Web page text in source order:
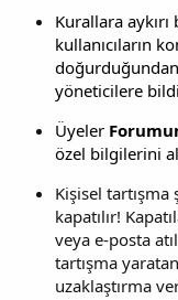
Kurallara
kullanıcıların
yöneticilere
Üyeler
özel bilgilerini
Kişisel
kapatılır!
veya e-posta
tartışma
uzaklaştırma